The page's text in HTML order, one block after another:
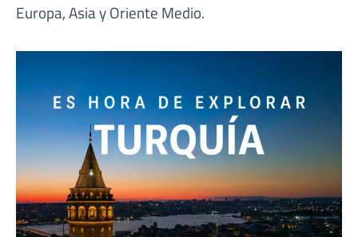
Europa, Asia y Oriente Medio.